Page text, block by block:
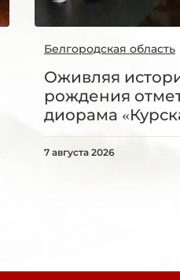
Белгородская область
Оживляя
рождения
диорама
7 августа 2026